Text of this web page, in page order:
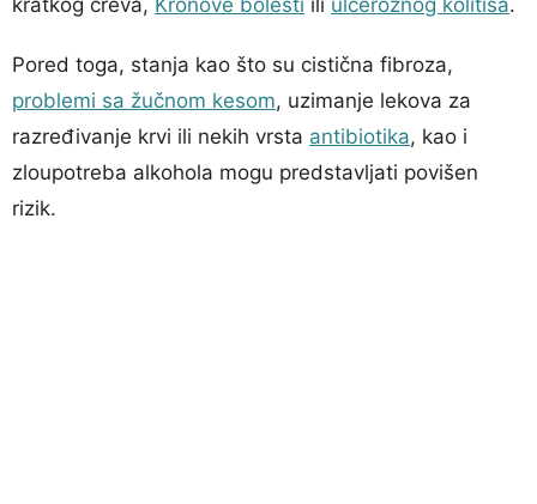
Pored toga, stanja kao što su cistična fibroza,
problemi sa žučnom kesom, uzimanje lekova za
razređivanje krvi ili nekih vrsta antibiotika, kao i
zloupotreba alkohola mogu predstavljati povišen
rizik.